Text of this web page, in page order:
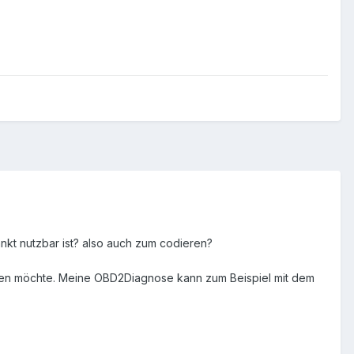
nutzbar ist? also auch zum codieren?
Meine OBD2Diagnose kann zum Beispiel mit dem